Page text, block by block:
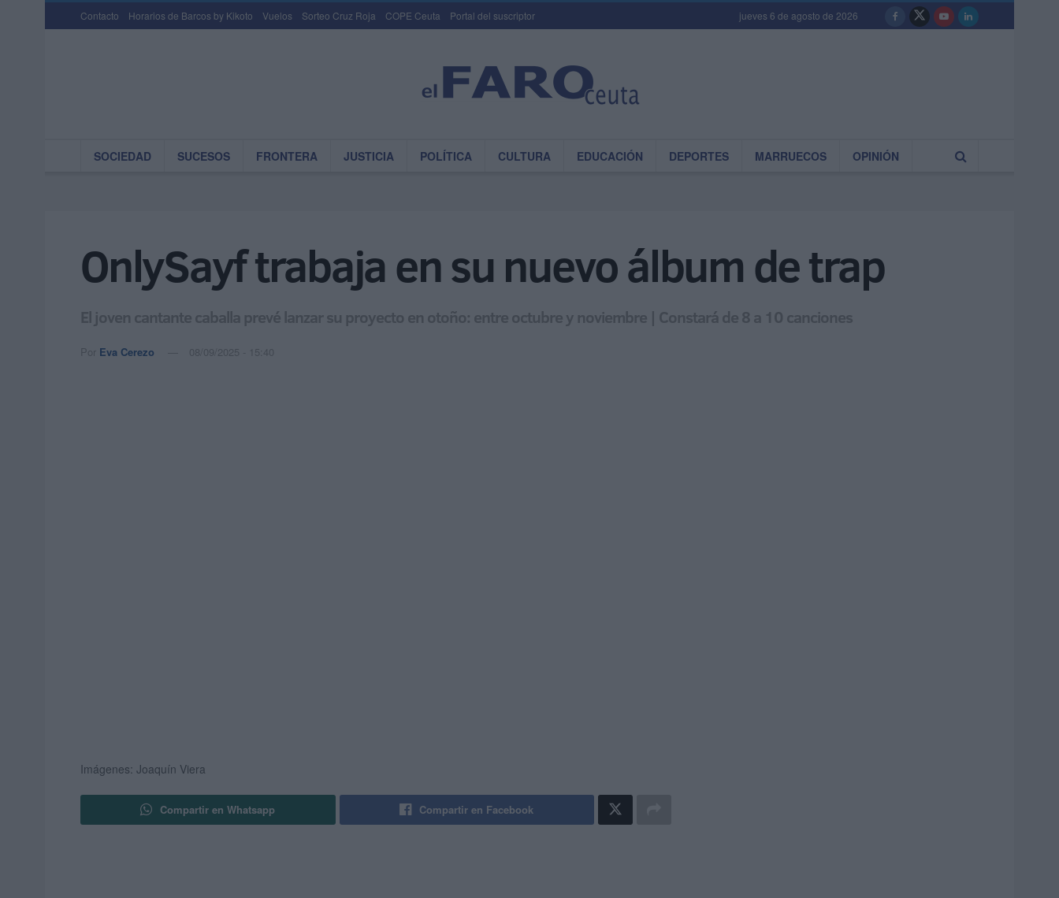
Contacto Horarios de Barcos by Kikoto Vuelos Sorteo Cruz Roja COPE Ceuta Portal del suscriptor jueves 6 de agosto de 2026
SOCIEDAD SUCESOS FRONTERA JUSTICIA POLÍTICA CULTURA EDUCACIÓN DEPORTES MARRUECOS OPINIÓN
OnlySayf trabaja en su nuevo álbum de trap
El joven cantante caballa prevé lanzar su proyecto en otoño: entre octubre y noviembre | Constará de 8 a 10 canciones
Por Eva Cerezo 08/09/2025 - 15:40
Imágenes: Joaquín Viera
Compartir en Whatsapp Compartir en Facebook